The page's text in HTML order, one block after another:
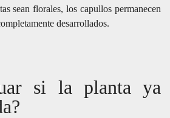
sean florales, los capullos permanecen
desarrollados.
si la planta ya